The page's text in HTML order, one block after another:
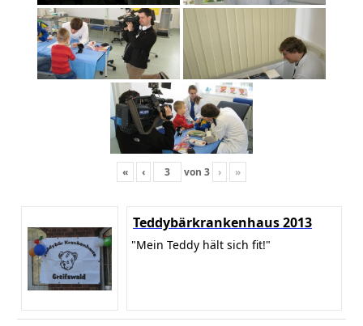
« ‹ von 3 › »
Teddybärkrankenhaus 2013
"Mein Teddy hält sich fit!"